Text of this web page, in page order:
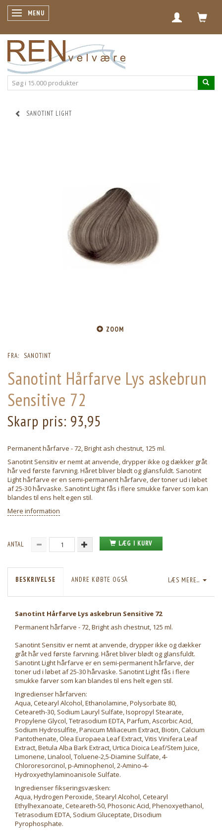
SKIFTE NAVIGATION
MENU
SANOTINT LIGHT
ZOOM
FRA: SANOTINT
Sanotint Hårfarve Lys askebrun
Sensitive 72
Skarp pris: 93,95
Permanent hårfarve - 72, Bright ash chestnut, 125 ml.
Sanotint Sensitiv er nemt at anvende, drypper ikke og dækker gråt
hår ved første farvning. Håret bliver blødt og glansfuldt. Sanotint
Light hårfarve er en semi-permanent hårfarve, der toner ud i løbet
af 25-30 hårvaske. Sanotint Light fås i flere smukke farver som kan
blandes til ens helt egen stil.
Mere information
ANTAL LÆG I KURV
LÆS MERE...
BESKRIVELSE ANDRE KØBTE OGSÅ
Sanotint Hårfarve Lys askebrun Sensitive 72
Permanent hårfarve - 72, Bright ash chestnut, 125 ml.
Sanotint Sensitiv er nemt at anvende, drypper ikke og dækker
gråt hår ved første farvning. Håret bliver blødt og glansfuldt.
Sanotint Light hårfarve er en semi-permanent hårfarve, der
toner ud i løbet af 25-30 hårvaske. Sanotint Light fås i flere
smukke farver som kan blandes til ens helt egen stil.
Ingredienser hårfarven:
Aqua, Cetearyl Alcohol, Ethanolamine, Polysorbate 80,
Ceteareth-30, Sodium Lauryl Sulfate, Isopropyl Stearate,
Propylene Glycol, Tetrasodium EDTA, Parfum, Ascorbic Acid,
Sodium Hydrosulfite, Panicum Miliaceum Extract, Biotin, Calcium
Pantothenate, Olea Europaea Leaf Extract, Vitis Vinifera Leaf
Extract, Betula Alba Bark Extract, Urtica Dioica Leaf/Stem Juice,
Limonene, Linalool, Toluene-2,5-Diamine Sulfate, 4-
Chlororesorcinol, p-Aminophenol, 2-Amino-4-
Hydroxyethylaminoanisole Sulfate.
Ingredienser fikseringsvæsken:
Aqua, Hydrogen Peroxide, Stearyl Alcohol, Cetearyl
Ethylhexanoate, Ceteareth-50, Phosonic Acid, Phenoxyethanol,
Tetrasodium EDTA, Sodium Gluceptate, Disodium
Pyrophosphate.